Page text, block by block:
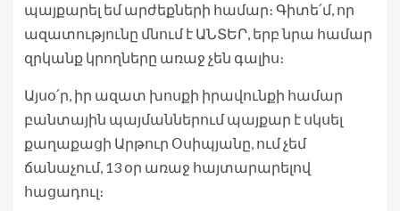
պայքարել եմ արժեքների համար։ Գիտե՛մ, որ
ազատությունը մնում է ԱՆՏԵՐ, երբ նրա համար
զրկանք կրողները առաջ չեն գալիս։
Այսօ՛ր, իր ազատ խոսքի իրավունքի համար
բանտային պայմաններում պայքար է սկսել
քաղաքացի Արթուր Օսիպյանը, ում չեմ
ճանաչում, 13 օր առաջ հայտարարելով
հացադուլ։